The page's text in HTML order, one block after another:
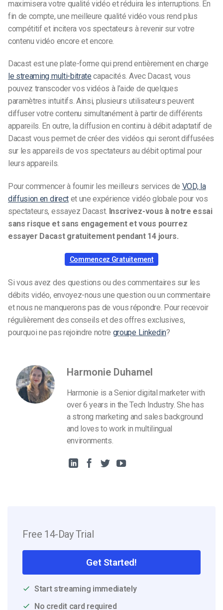
maximisera votre qualité vidéo et réduira les interruptions. En
fin de compte, une meilleure qualité vidéo vous rend plus
compétitif et incitera vos spectateurs à revenir sur votre
contenu vidéo encore et encore.
Dacast est une plate-forme qui prend entièrement en charge
le streaming multi-bitrate capacités. Avec Dacast, vous
pouvez transcoder vos vidéos à l’aide de quelques
paramètres intuitifs. Ainsi, plusieurs utilisateurs peuvent
diffuser votre contenu simultanément à partir de différents
appareils. En outre, la diffusion en continu à débit adaptatif de
Dacast vous permet de créer des vidéos qui seront diffusées
sur les appareils de vos spectateurs au débit optimal pour
leurs appareils.
Pour commencer à fournir les meilleurs services de VOD, la
diffusion en directet une expérience vidéo globale pour vos
spectateurs, essayez Dacast. Inscrivez-vous à notre essai
sans risque et sans engagement et vous pourrez
essayer Dacast gratuitement pendant 14 jours.
Commencez Gratuitement
Si vous avez des questions ou des commentaires sur les
débits vidéo, envoyez-nous une question ou un commentaire
et nous ne manquerons pas de vous répondre. Pour recevoir
régulièrement des conseils et des offres exclusives,
pourquoi ne pas rejoindre notre groupe Linkedin?
Harmonie Duhamel
Harmonie is a Senior digital marketer with
over 6 years in the Tech Industry. She has
a strong marketing and sales background
and loves to work in multilingual
environments.
Free 14-Day Trial
Get Started!
Start streaming immediately
No credit card required